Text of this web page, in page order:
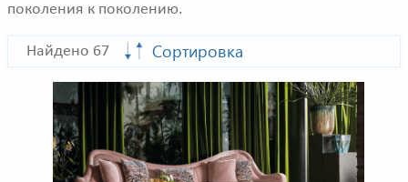
поколения к поколению.
Найдено 67 Сортировка